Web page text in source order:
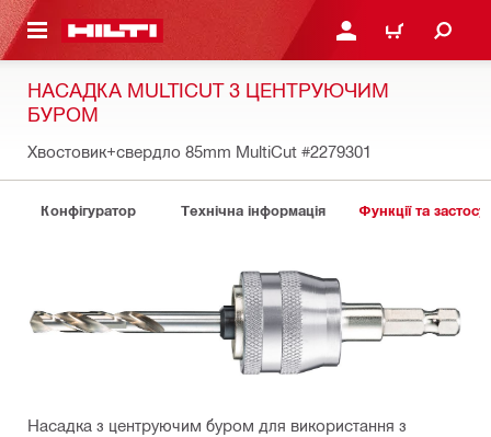
ЗМІСТУ УВІЙТИ АБО
КОШИК
НАСАДКА MULTICUT З ЦЕНТРУЮЧИМ
БУРОМ
Хвостовик+свердло 85mm MultiCut #2279301
Конфігуратор Технічна інформація Функції та
Насадка з центруючим буром для використання з